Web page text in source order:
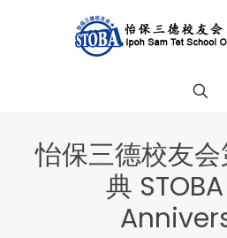
怡保三德校友
典